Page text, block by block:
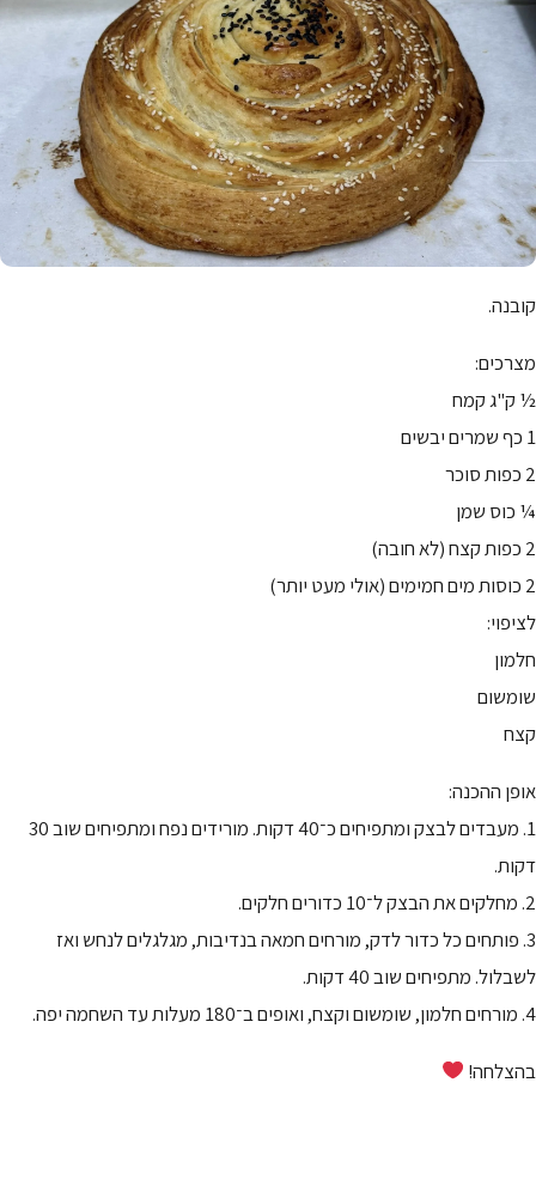
קובנה.
מצרכים:
½ ק"ג קמח
1 כף שמרים יבשים
2 כפות סוכר
¼ כוס שמן
2 כפות קצח (לא חובה)
2 כוסות מים חמימים (אולי מעט יותר)
לציפוי:
חלמון
שומשום
קצח
אופן ההכנה:
1. מעבדים לבצק ומתפיחים כ־40 דקות. מורידים נפח ומתפיחים שוב 30
דקות.
2. מחלקים את הבצק ל־10 כדורים חלקים.
3. פותחים כל כדור לדק, מורחים חמאה בנדיבות, מגלגלים לנחש ואז
לשבלול. מתפיחים שוב 40 דקות.
4. מורחים חלמון, שומשום וקצח, ואופים ב־180 מעלות עד השחמה יפה.
בהצלחה!